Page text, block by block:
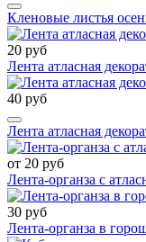
Кленовые листья
20 руб
Лента атласная
40 руб
Лента атласная
от 20 руб
Лента-органза с
30 руб
Лента-органза в